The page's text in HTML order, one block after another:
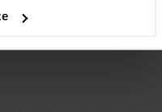
共享菜。室内空间紧凑，
安静也不过分喧闹。服务